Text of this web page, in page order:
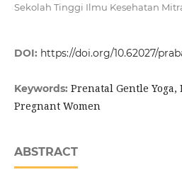
Sekolah Tinggi Ilmu Kesehatan
DOI: https://doi.org/10.62027/
Keywords: Prenatal Gentle Yoga,
Pregnant Women
ABSTRACT